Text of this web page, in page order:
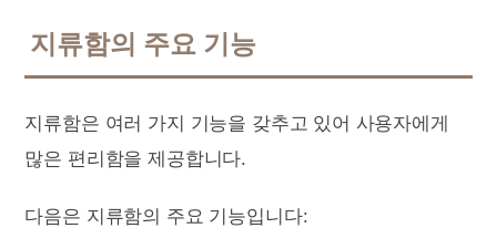
지류함의 주요 기능
지류함은 여러 가지 기능을 갖추고 있어 사용자에게
많은 편리함을 제공합니다.
다음은 지류함의 주요 기능입니다: